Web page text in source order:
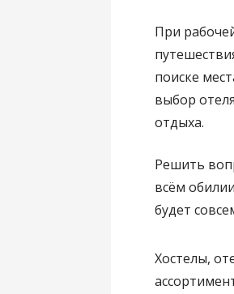
При
поиске
выбор
отдыха.
Решить
всём
будет
Хостелы,